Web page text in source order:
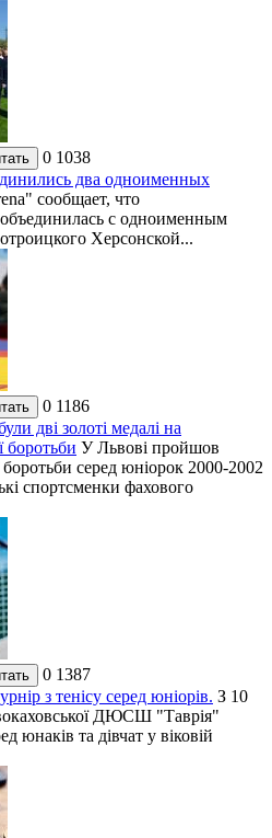
0 1038
два одноименных
сообщает, что
с одноименным
Херсонской...
0 1186
дві золоті медалі на
боротьби У Львові пройшов
боротьби серед юніорок 2000-2002
спортсменки фахового
0 1387
з тенісу серед юніорів. З 10
ДЮСШ "Таврія"
юнаків та дівчат у віковій